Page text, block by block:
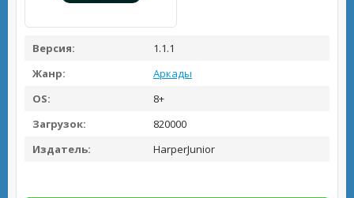
Версия:
1.1.1
Жанр:
Аркады
OS:
8+
Загрузок:
820000
Издатель:
HarperJunior